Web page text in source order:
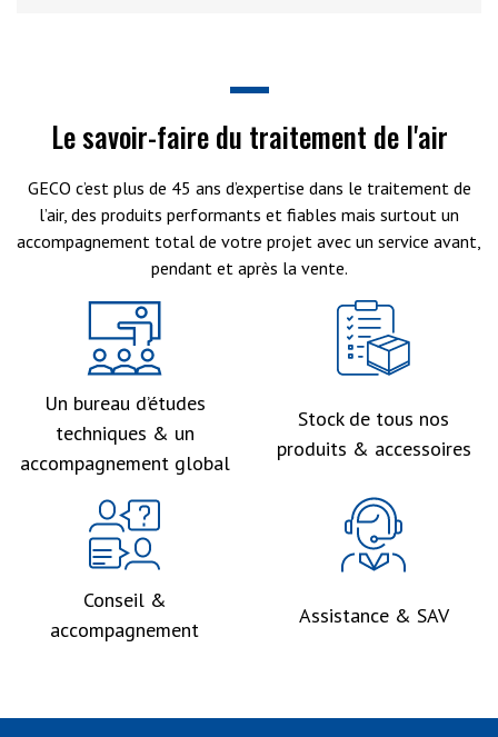
Le savoir-faire du traitement de l'air
GECO c’est plus de 45 ans d’expertise dans le traitement de
l’air, des produits performants et fiables mais surtout un
accompagnement total de votre projet avec un service avant,
pendant et après la vente.
Un bureau d’études
techniques & un
accompagnement global
Stock de tous nos
produits & accessoires
Conseil &
accompagnement
Assistance & SAV